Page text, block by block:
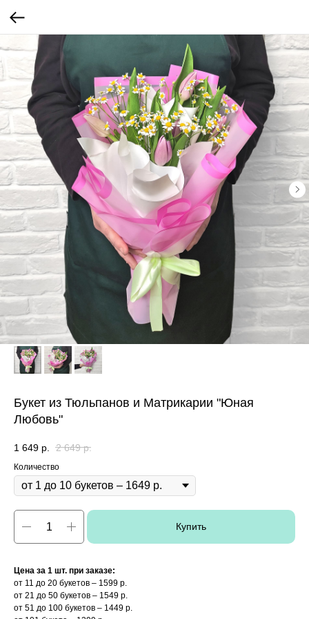
Букет из Тюльпанов и Матрикарии "Юная
Любовь"
1 649 р. 2 649 р.
Количество
Купить
Цена за 1 шт. при заказе:
от 11 до 20 букетов – 1599 р.
от 21 до 50 букетов – 1549 р.
от 51 до 100 букетов – 1449 р.